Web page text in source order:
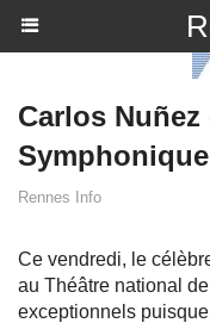
Carlos
Rennes Info
Ce vendredi, le
au Théâtre national
exceptionnels